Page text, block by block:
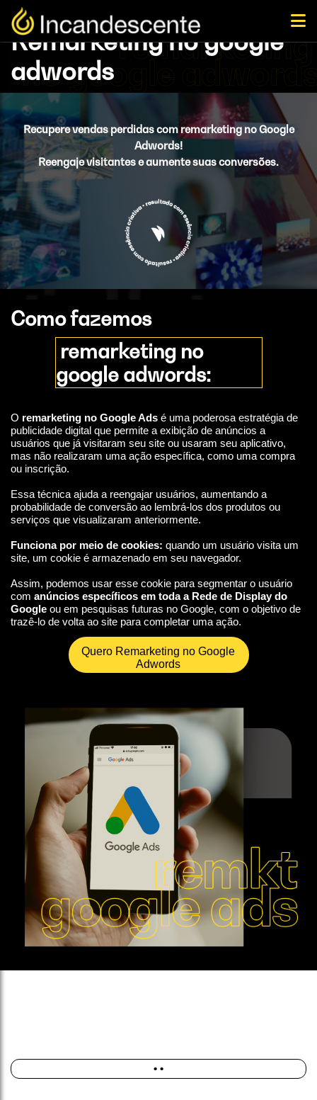
Remarketing no google
adwords
Recupere vendas perdidas com remarketing no Google
Adwords!
Reengaje visitantes e aumente suas conversões.
Como fazemos
remarketing no
google adwords:
O remarketing no Google Ads é uma poderosa estratégia de
publicidade digital que permite a exibição de anúncios a
usuários que já visitaram seu site ou usaram seu aplicativo,
mas não realizaram uma ação específica, como uma compra
ou inscrição.
Essa técnica ajuda a reengajar usuários, aumentando a
probabilidade de conversão ao lembrá-los dos produtos ou
serviços que visualizaram anteriormente.
Funciona por meio de cookies: quando um usuário visita um
site, um cookie é armazenado em seu navegador.
Assim, podemos usar esse cookie para segmentar o usuário
com anúncios específicos em toda a Rede de Display do
Google ou em pesquisas futuras no Google, com o objetivo de
trazê-lo de volta ao site para completar uma ação.
Quero Remarketing no Google
Adwords
• •